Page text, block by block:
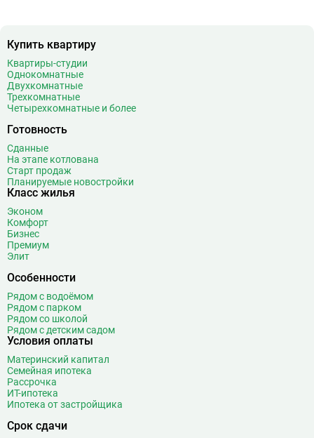
Купить квартиру
Квартиры-студии
Однокомнатные
Двухкомнатные
Трехкомнатные
Четырехкомнатные и более
Готовность
Сданные
На этапе котлована
Старт продаж
Планируемые новостройки
Класс жилья
Эконом
Комфорт
Бизнес
Премиум
Элит
Особенности
Рядом с водоёмом
Рядом с парком
Рядом со школой
Рядом с детским садом
Условия оплаты
Материнский капитал
Семейная ипотека
Рассрочка
ИТ-ипотека
Ипотека от застройщика
Срок сдачи